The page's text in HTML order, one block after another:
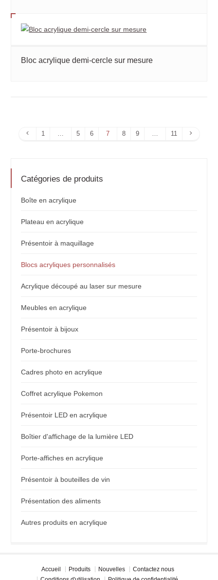
Bloc acrylique demi-cercle sur mesure
Page1 … 5 6 7 8 9 … 11
Page
Catégories de produits
Boîte en acrylique
Plateau en acrylique
Présentoir à maquillage
Blocs acryliques personnalisés
Acrylique découpé au laser sur mesure
Meubles en acrylique
Présentoir à bijoux
Porte-brochures
Cadres photo en acrylique
Coffret acrylique Pokemon
Présentoir LED en acrylique
Boîtier d'affichage de la lumière LED
Porte-affiches en acrylique
Présentoir à bouteilles de vin
Présentation des aliments
Autres produits en acrylique
Accueil Produits Nouvelles
Contactez nous